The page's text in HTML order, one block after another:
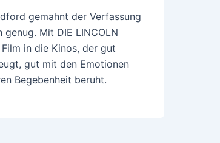
gemahnt der Verfassung
Mit DIE LINCOLN
in die Kinos, der gut
gut mit den Emotionen
Begebenheit beruht.